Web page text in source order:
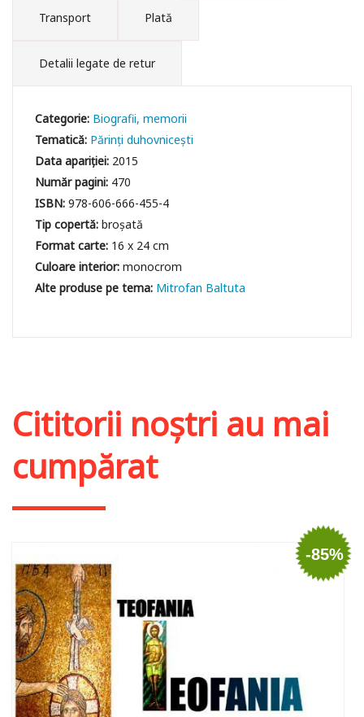
Transport Plată
Detalii legate de retur
Categorie: Biografii, memorii
Tematică: Părinți duhovnicești
Data apariției: 2015
Număr pagini: 470
ISBN:978-606-666-455-4
Tip copertă:broșată
Format carte: 16 x 24 cm
Culoare interior:monocrom
Mitrofan Baltuta
Cititorii noștri au mai
cumpărat
-85%